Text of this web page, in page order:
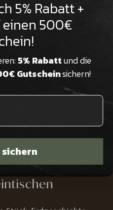
Millionen Jahre
aus aller Welt, die
Historie
und beraten Sie
von
5% Rabatt +
500€
5% Rabattund die
Gutscheinsichern!